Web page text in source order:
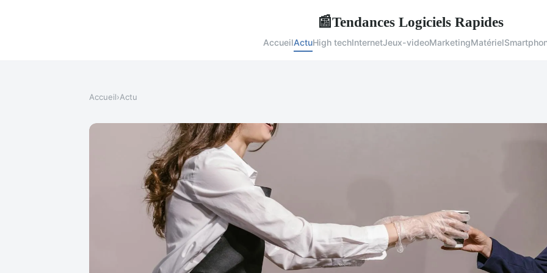
📰Tendances Logiciels Rapides
AccueilActuHigh techInternetJeux-videoMarketingMatériel
Accueil›Actu